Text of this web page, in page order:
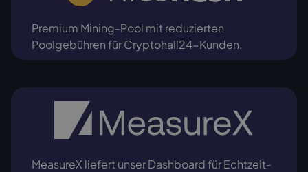
Premium Mining-Pool mit reduzierten
Poolgebühren für Cryptohall24-Kunden.
MeasureX liefert unser Dashboard für Echtzeit-